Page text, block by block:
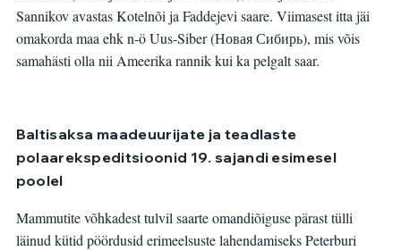
Sannikov avastas Kotelnõi ja Faddejevi saare. Viimasest itta jäi
omakorda maa ehk n-ö Uus-Siber (Новая Сибирь), mis võis
samahästi olla nii Ameerika rannik kui ka pelgalt saar.
Baltisaksa maadeuurijate ja teadlaste
polaarekspeditsioonid 19. sajandi esimesel
poolel
Mammutite võhkadest tulvil saarte omandiõiguse pärast tülli
läinud kütid pöördusid erimeelsuste lahendamiseks Peterburi